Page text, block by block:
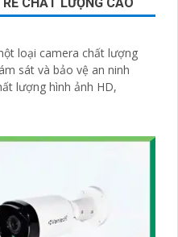
loại camera chất lượng
sát và bảo vệ an ninh